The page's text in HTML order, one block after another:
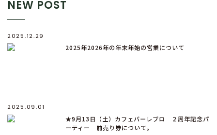
NEW POST
2025.12.29
2025年2026年の年末年始の営業について
2025.09.01
★9月13日（土）カフェバーレブロ ２周年記念パ
ーティー 前売り券について。